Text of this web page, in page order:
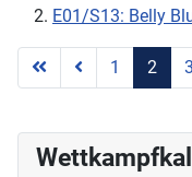
E01/S13: Belly
1 2 3